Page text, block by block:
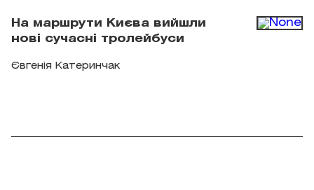
На маршрути Києва вийшли
нові сучасні тролейбуси
Євгенія Катеринчак